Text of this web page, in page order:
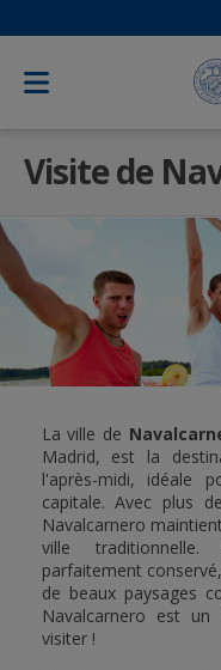
Visite de
La ville de
Madrid, est la
l'après-midi, idéale
capitale. Avec plus
Navalcarnero
ville
parfaitement
de beaux paysages
Navalcarnero est
visiter !